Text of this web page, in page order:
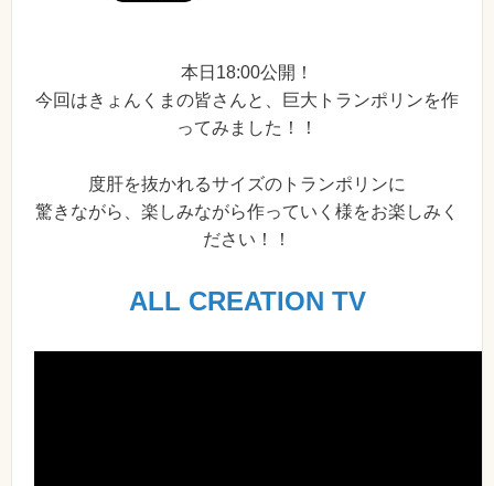
本日18:00公開！
今回はきょんくまの皆さんと、巨大トランポリンを作
ってみました！！
度肝を抜かれるサイズのトランポリンに
驚きながら、楽しみながら作っていく様をお楽しみく
ださい！！
ALL CREATION TV